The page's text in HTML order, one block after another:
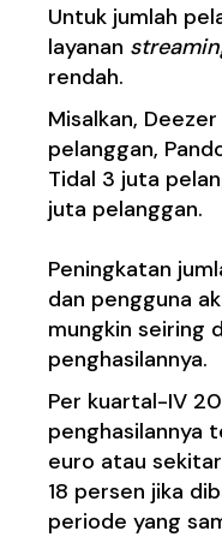
Untuk jumlah
layanan
rendah.
Misalkan,
pelanggan,
Tidal 3 juta
juta pelanggan.
Peningkatan
dan pengguna
mungkin seiring
penghasilannya.
Per kuartal-IV
penghasilannya
euro atau
18 persen jika
periode yang